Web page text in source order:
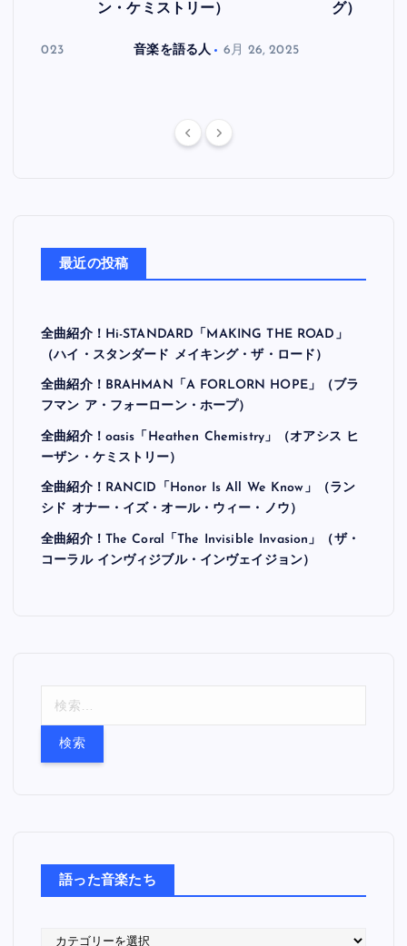
30, 2023
ン・ケミストリー）
音楽を語る人 6月 26, 2025
グ）
最近の投稿
全曲紹介！Hi-STANDARD「MAKING THE ROAD」
（ハイ・スタンダード メイキング・ザ・ロード）
全曲紹介！BRAHMAN「A FORLORN HOPE」（ブラ
フマン ア・フォーローン・ホープ）
全曲紹介！oasis「Heathen Chemistry」（オアシス ヒ
ーザン・ケミストリー）
全曲紹介！RANCID「Honor Is All We Know」（ラン
シド オナー・イズ・オール・ウィー・ノウ）
全曲紹介！The Coral「The Invisible Invasion」（ザ・
コーラル インヴィジブル・インヴェイジョン）
語った音楽たち